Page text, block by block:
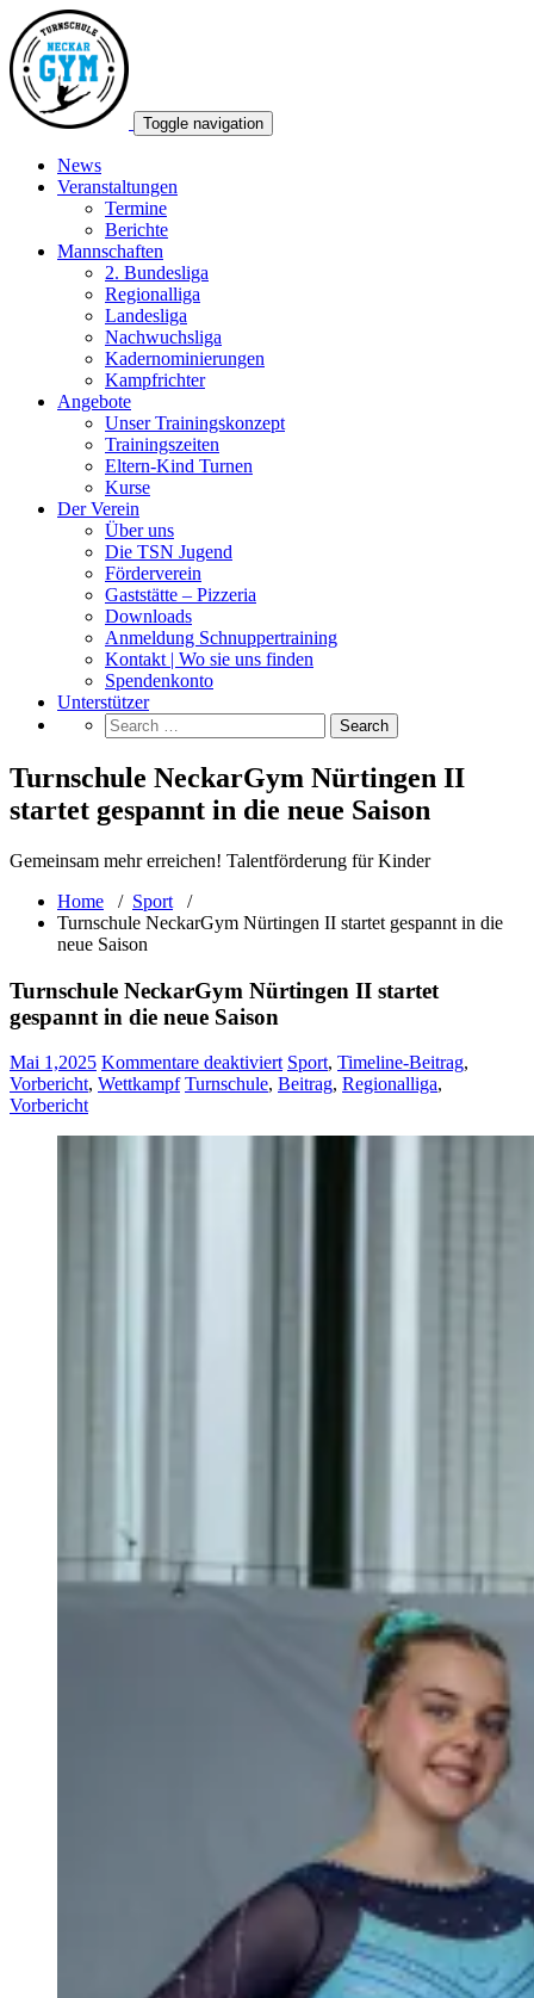
Toggle navigation
News
Veranstaltungen
Termine
Berichte
Mannschaften
2. Bundesliga
Regionalliga
Landesliga
Nachwuchsliga
Kadernominierungen
Kampfrichter
Angebote
Unser Trainingskonzept
Trainingszeiten
Eltern-Kind Turnen
Kurse
Der Verein
Über uns
Die TSN Jugend
Förderverein
Gaststätte – Pizzeria
Downloads
Anmeldung Schnuppertraining
Kontakt | Wo sie uns finden
Spendenkonto
Unterstützer
Turnschule NeckarGym Nürtingen II
startet gespannt in die neue Saison
Gemeinsam mehr erreichen! Talentförderung für Kinder
Home / Sport /
Turnschule NeckarGym Nürtingen II startet gespannt in die
neue Saison
Turnschule NeckarGym Nürtingen II startet
gespannt in die neue Saison
Mai 1,2025 Kommentare deaktiviertfür
Turnschule
Sport, Timeline-Beitrag,
Vorbericht, Wettkampf Turnschule, Beitrag, Regionalliga,
Vorbericht